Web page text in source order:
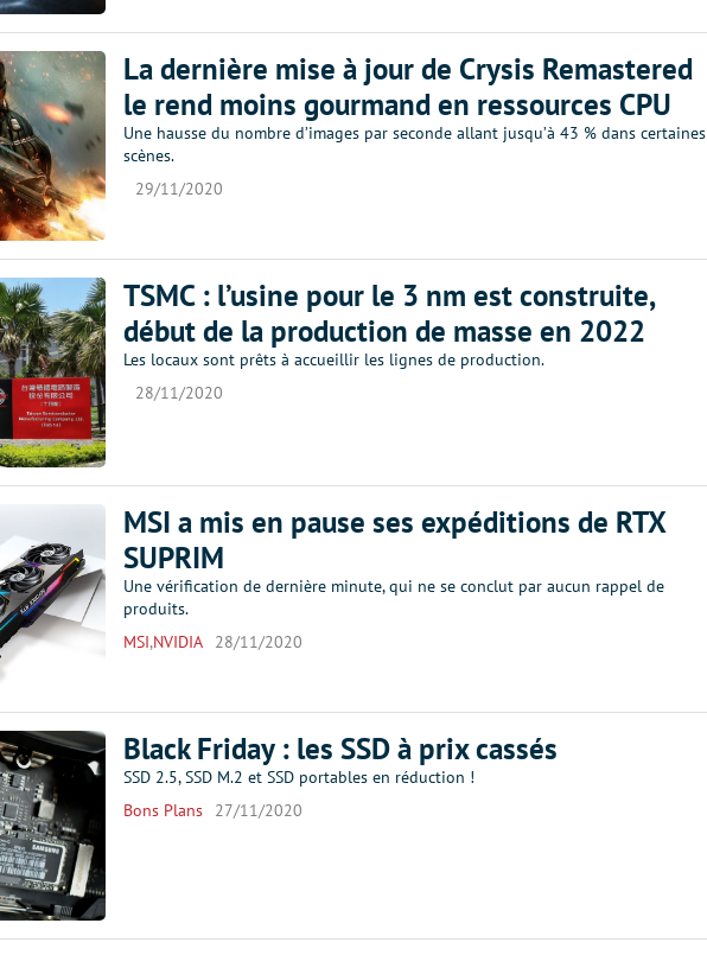
La dernière mise à jour de Crysis Remastered
le rend moins gourmand en ressources CPU
Une hausse du nombre d’images par seconde allant jusqu’à 43 % dans certaines
scènes.
29/11/2020
TSMC : l’usine pour le 3 nm est construite,
début de la production de masse en 2022
Les locaux sont prêts à accueillir les lignes de production.
28/11/2020
MSI a mis en pause ses expéditions de RTX
SUPRIM
Une vérification de dernière minute, qui ne se conclut par aucun rappel de
produits.
MSI,NVIDIA 28/11/2020
Black Friday : les SSD à prix cassés
SSD 2.5, SSD M.2 et SSD portables en réduction !
Bons Plans
27/11/2020